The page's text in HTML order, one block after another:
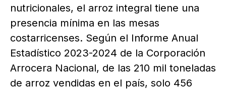
nutricionales, el arroz integral tiene una
presencia mínima en las mesas
costarricenses. Según el Informe Anual
Estadístico 2023-2024 de la Corporación
Arrocera Nacional, de las 210 mil toneladas
de arroz vendidas en el país, solo 456